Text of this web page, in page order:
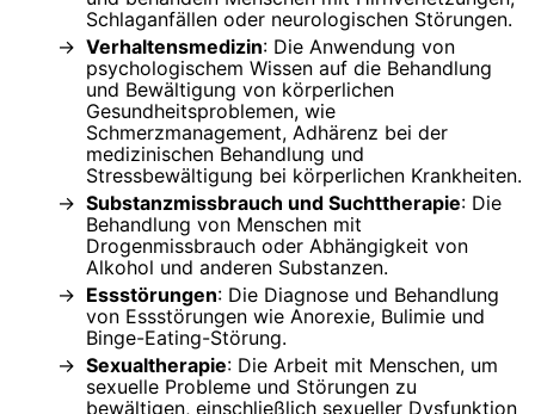
Schlaganfällen oder neurologischen Störungen.
Verhaltensmedizin: Die Anwendung von
psychologischem Wissen auf die Behandlung
und Bewältigung von körperlichen
Gesundheitsproblemen, wie
Schmerzmanagement, Adhärenz bei der
medizinischen Behandlung und
Stressbewältigung bei körperlichen Krankheiten.
Substanzmissbrauch und Suchttherapie: Die
Behandlung von Menschen mit
Drogenmissbrauch oder Abhängigkeit von
Alkohol und anderen Substanzen.
Essstörungen: Die Diagnose und Behandlung
von Essstörungen wie Anorexie, Bulimie und
Binge-Eating-Störung.
Sexualtherapie: Die Arbeit mit Menschen, um
sexuelle Probleme und Störungen zu
bewältigen, einschließlich sexueller Dysfunktion